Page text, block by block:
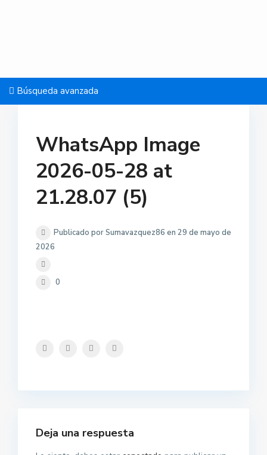
Búsqueda avanzada
WhatsApp Image
2026-05-28 at
21.28.07 (5)
Publicado por Sumavazquez86 en 29 de mayo de
2026
0
Deja una respuesta